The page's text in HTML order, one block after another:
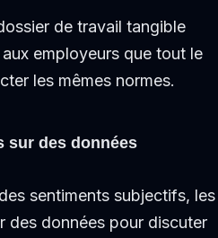
de travail tangible
employeurs que tout le
les mêmes normes.
sur des données
sentiments subjectifs, les
des données pour discuter